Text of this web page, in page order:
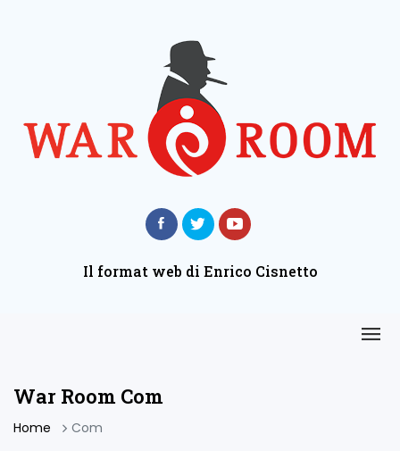
Il format web di Enrico Cisnetto
War Room Com
Home Com